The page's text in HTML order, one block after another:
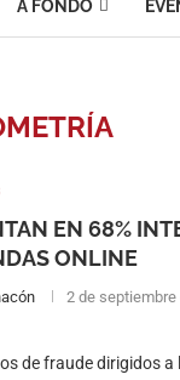
A FONDO
EN 68%
ONLINE
2 de septiembre
de fraude dirigidos a